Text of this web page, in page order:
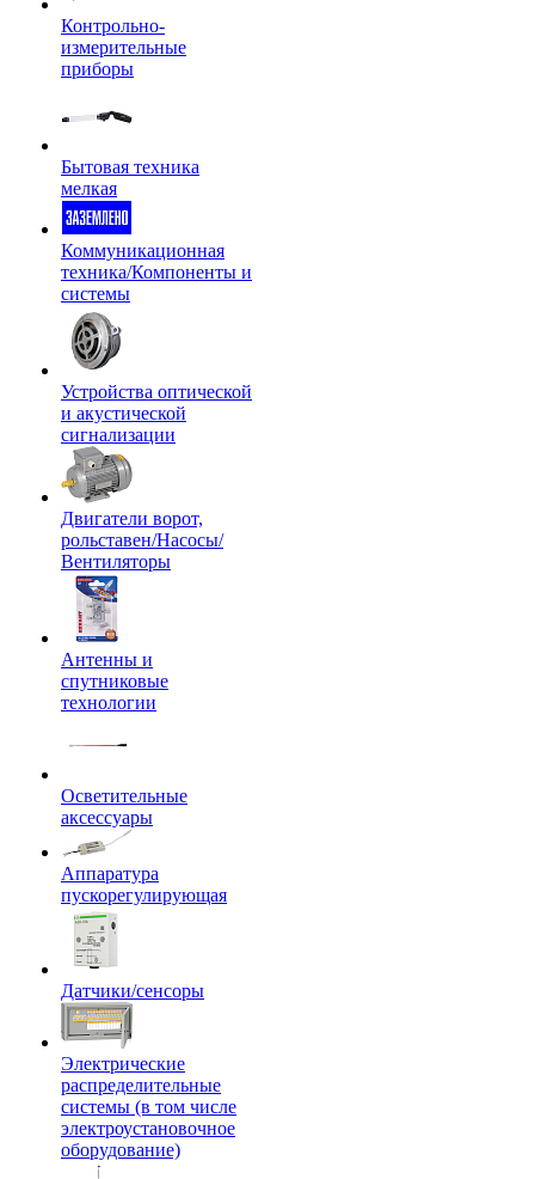
Контрольно-
измерительные
приборы
Бытовая техника
мелкая
Коммуникационная
техника/Компоненты и
системы
Устройства оптической
и акустической
сигнализации
Двигатели ворот,
рольставен/Насосы/
Вентиляторы
Антенны и
спутниковые
технологии
Осветительные
аксессуары
Аппаратура
пускорегулирующая
Датчики/сенсоры
Электрические
распределительные
системы (в том числе
электроустановочное
оборудование)